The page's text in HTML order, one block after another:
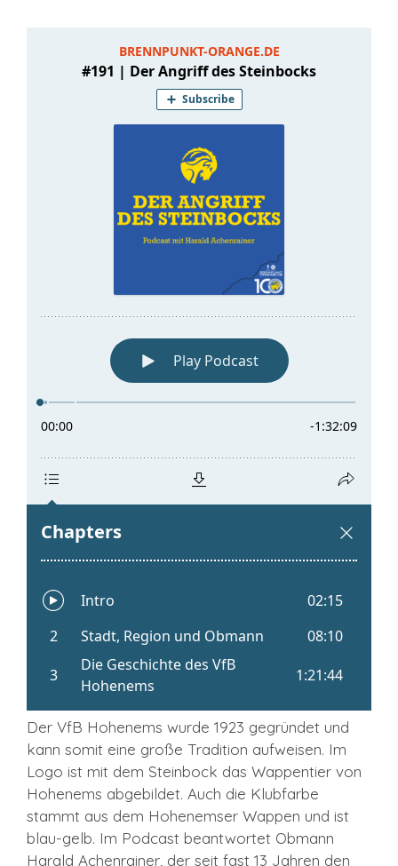
Der VfB Hohenems wurde 1923 gegründet und
kann somit eine große Tradition aufweisen. Im
Logo ist mit dem Steinbock das Wappentier von
Hohenems abgebildet. Auch die Klubfarbe
stammt aus dem Hohenemser Wappen und ist
blau-gelb. Im Podcast beantwortet Obmann
Harald Achenrainer, der seit fast 13 Jahren den